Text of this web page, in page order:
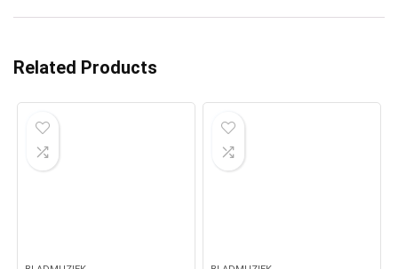
Related Products